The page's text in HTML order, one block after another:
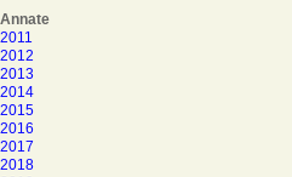
Annate
2011
2012
2013
2014
2015
2016
2017
2018